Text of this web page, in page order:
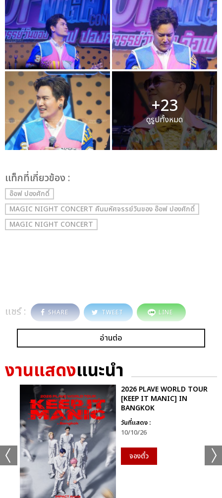
+23
ดูรูปทั้งหมด
เเท็กที่เกี่ยวข้อง :
อ๊อฟ ปองศักดิ์
MAGIC NIGHT CONCERT คืนมหัศจรรย์วันของ อ๊อฟ ปองศักดิ์
MAGIC NIGHT CONCERT
แชร์ : SHARE TWEET LINE
อ่านต่อ
งานแสดงแนะนำ
2026 PLAVE WORLD TOUR
[KEEP IT MANIC] IN
BANGKOK
วันที่แสดง :
10/10/26
จองตั๋ว